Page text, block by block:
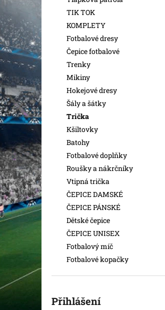
TIK TOK
KOMPLETY
Fotbalové dresy
Čepice fotbalové
Trenky
Mikiny
Hokejové dresy
Šály a šátky
Trička
Kšiltovky
Batohy
Fotbalové doplňky
Roušky a nákrčníky
Vtipná trička
ČEPICE DAMSKÉ
ČEPICE PÁNSKÉ
Dětské čepice
ČEPICE UNISEX
Fotbalový míč
Fotbalové kopačky
Přihlášení